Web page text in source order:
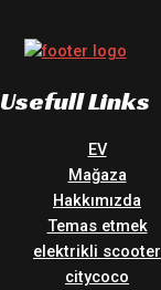
Usefull Links
EV
Mağaza
Hakkımızda
Temas etmek
elektrikli scooter
citycoco